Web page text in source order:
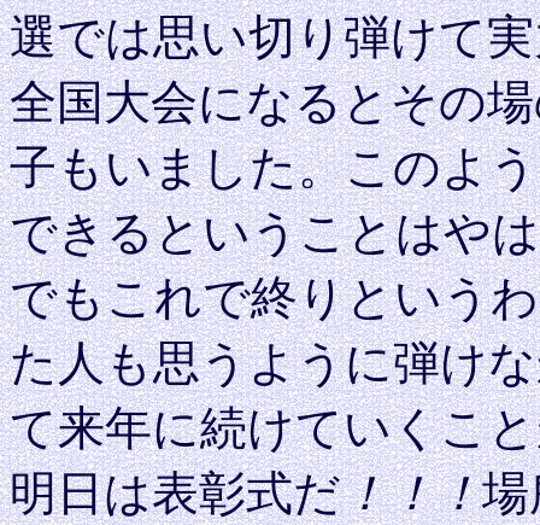
選では思い切り弾けて
全国大会になるとその
子もいました。このよ
できるということはや
でもこれで終りという
た人も思うように弾け
て来年に続けていくこ
明日は表彰式だ！！！